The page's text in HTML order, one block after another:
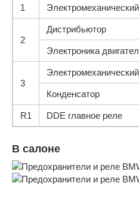
1
2
Дистрибьютор
Электроника
3
Конденсатор
R1 DDE главное реле
В салоне